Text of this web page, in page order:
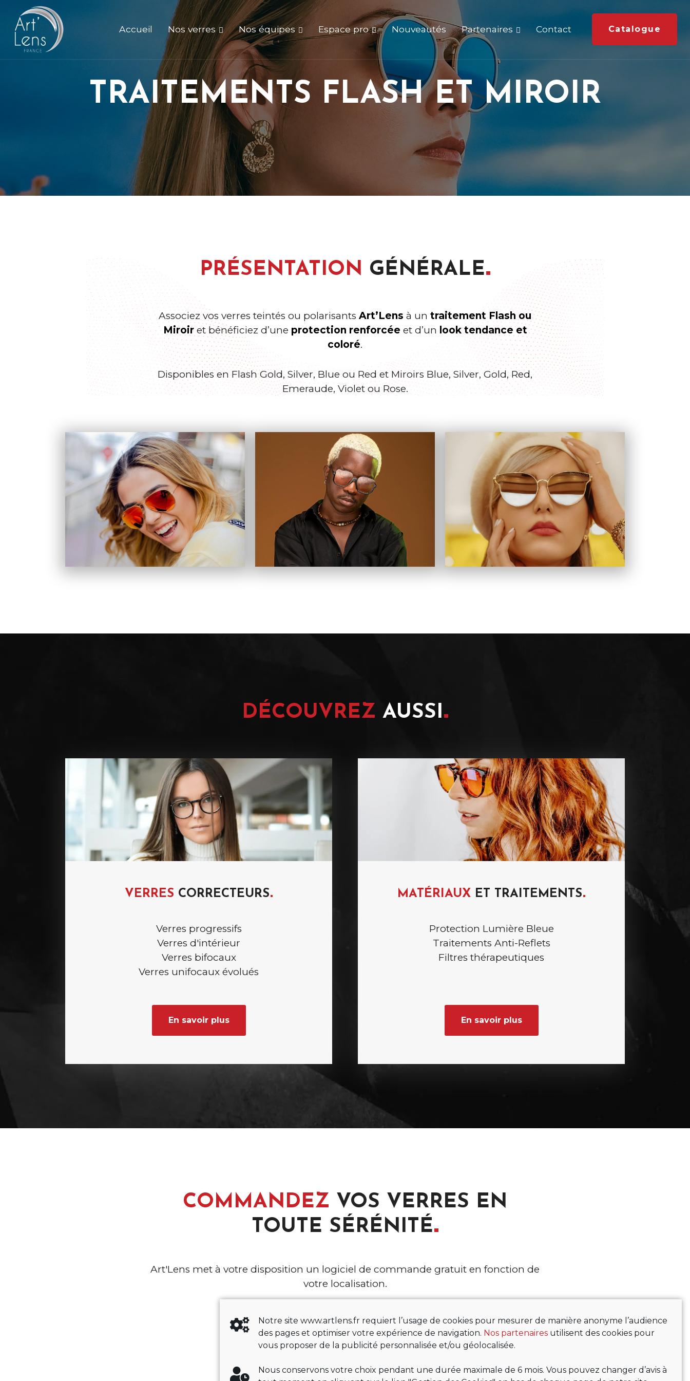
Notre site www.artlens.fr requiert l’usage de cookies pour mesurer de manière anonyme l’audience
des pages et optimiser votre expérience de navigation. Nos partenaires utilisent des cookies pour
vous proposer de la publicité personnalisée et/ou géolocalisée.
Nous conservons votre choix pendant une durée maximale de 6 mois. Vous pouvez changer d’avis à
Accueil Nos verres Nos équipes Espace pro Nouveautés Partenaires Contact Catalogue
TRAITEMENTS FLASH ET MIROIR
PRÉSENTATION GÉNÉRALE
Associez vos verres teintés ou polarisants Art’Lens à un traitement Flash ou
Miroiret bénéficiez d’une protection renforcée et d’un look tendance et
coloré.
Disponibles en Flash Gold, Silver, Blue ou Red et Miroirs Blue, Silver, Gold, Red,
Emeraude, Violet ou Rose.
DÉCOUVREZ AUSSI
VERRES CORRECTEURS
Verres progressifs
Verres d'intérieur
Verres bifocaux
Verres unifocaux évolués
En savoir plus
MATÉRIAUXET TRAITEMENTS
Protection Lumière Bleue
Traitements Anti-Reflets
Filtres thérapeutiques
En savoir plus
COMMANDEZ VOS VERRES EN
TOUTE SÉRÉNITÉ
Art'Lens met à votre disposition un logiciel de commande gratuit en fonction de
votre localisation.
Faire mon choix